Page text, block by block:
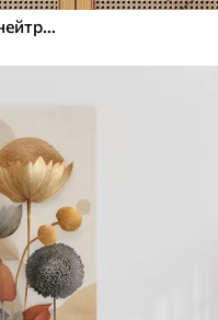
Рельєфні кола та гілка в теплих нейтральних тонах